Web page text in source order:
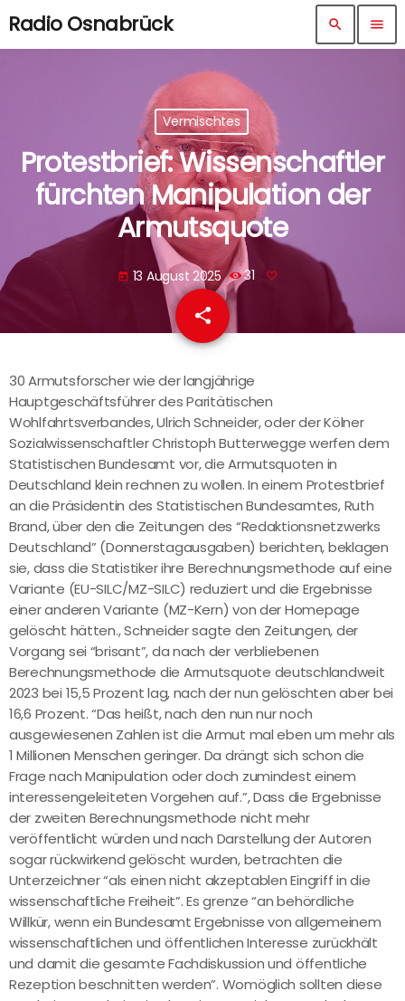
Radio Osnabrück search menu
Vermischtes
Protestbrief: Wissenschaftler
fürchten Manipulation der
Armutsquote
today 13 August 2025 31
share
email
30 Armutsforscher wie der langjährige
Hauptgeschäftsführer des Paritätischen
Wohlfahrtsverbandes, Ulrich Schneider, oder der Kölner
Sozialwissenschaftler Christoph Butterwegge werfen dem
Statistischen Bundesamt vor, die Armutsquoten in
Deutschland klein rechnen zu wollen. In einem Protestbrief
an die Präsidentin des Statistischen Bundesamtes, Ruth
Brand, über den die Zeitungen des “Redaktionsnetzwerks
Deutschland” (Donnerstagausgaben) berichten, beklagen
sie, dass die Statistiker ihre Berechnungsmethode auf eine
Variante (EU-SILC/MZ-SILC) reduziert und die Ergebnisse
einer anderen Variante (MZ-Kern) von der Homepage
gelöscht hätten., Schneider sagte den Zeitungen, der
Vorgang sei “brisant”, da nach der verbliebenen
Berechnungsmethode die Armutsquote deutschlandweit
2023 bei 15,5 Prozent lag, nach der nun gelöschten aber bei
16,6 Prozent. “Das heißt, nach den nun nur noch
ausgewiesenen Zahlen ist die Armut mal eben um mehr als
1 Millionen Menschen geringer. Da drängt sich schon die
Frage nach Manipulation oder doch zumindest einem
interessengeleiteten Vorgehen auf.”, Dass die Ergebnisse
der zweiten Berechnungsmethode nicht mehr
veröffentlicht würden und nach Darstellung der Autoren
sogar rückwirkend gelöscht wurden, betrachten die
Unterzeichner “als einen nicht akzeptablen Eingriff in die
wissenschaftliche Freiheit”. Es grenze “an behördliche
Willkür, wenn ein Bundesamt Ergebnisse von allgemeinem
wissenschaftlichen und öffentlichen Interesse zurückhält
und damit die gesamte Fachdiskussion und öffentliche
Rezeption beschnitten werden”. Womöglich sollten diese